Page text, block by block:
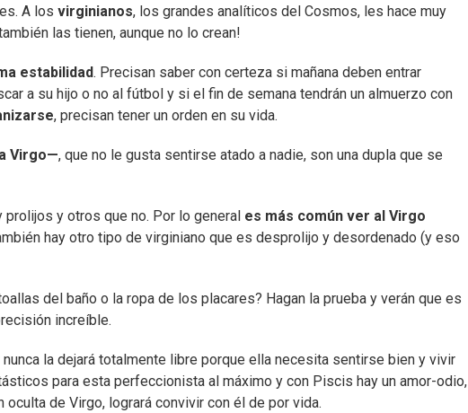
A los virginianos, los grandes analíticos del Cosmos, les hace muy
las tienen, aunque no lo crean!
estabilidad. Precisan saber con certeza si mañana deben entrar
a su hijo o no al fútbol y si el fin de semana tendrán un almuerzo con
, precisan tener un orden en su vida.
Virgo—, que no le gusta sentirse atado a nadie, son una dupla que se
y otros que no. Por lo general es más común ver al Virgo
hay otro tipo de virginiano que es desprolijo y desordenado (y eso
del baño o la ropa de los placares? Hagan la prueba y verán que es
increíble.
la dejará totalmente libre porque ella necesita sentirse bien y vivir
para esta perfeccionista al máximo y con Piscis hay un amor-odio,
de Virgo, logrará convivir con él de por vida.